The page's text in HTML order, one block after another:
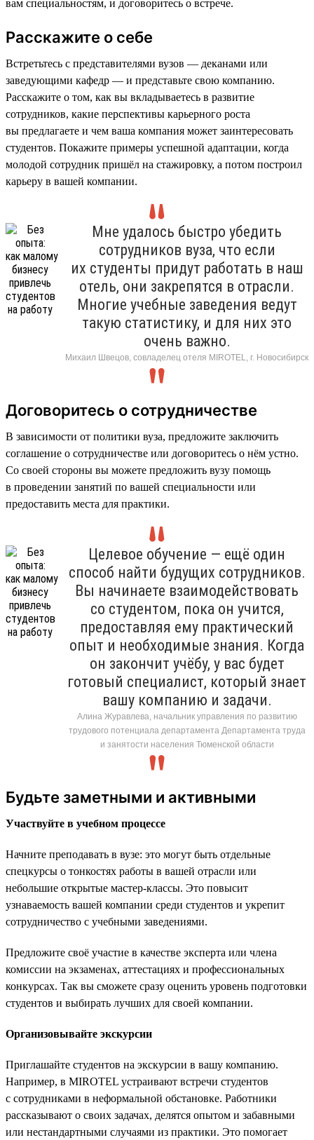
вам специальностям, и договоритесь о встрече.
Расскажите о себе
Встретьтесь с представителями вузов — деканами или
заведующими кафедр — и представьте свою компанию.
Расскажите о том, как вы вкладываетесь в развитие
сотрудников, какие перспективы карьерного роста
вы предлагаете и чем ваша компания может заинтересовать
студентов. Покажите примеры успешной адаптации, когда
молодой сотрудник пришёл на стажировку, а потом построил
карьеру в вашей компании.
Мне удалось быстро убедить
сотрудников вуза, что если
их студенты придут работать в наш
отель, они закрепятся в отрасли.
Многие учебные заведения ведут
такую статистику, и для них это
очень важно.
Михаил Швецов, совладелец отеля MIROTEL, г. Новосибирск
Договоритесь о сотрудничестве
В зависимости от политики вуза, предложите заключить
соглашение о сотрудничестве или договоритесь о нём устно.
Со своей стороны вы можете предложить вузу помощь
в проведении занятий по вашей специальности или
предоставить места для практики.
Целевое обучение — ещё один
способ найти будущих сотрудников.
Вы начинаете взаимодействовать
со студентом, пока он учится,
предоставляя ему практический
опыт и необходимые знания. Когда
он закончит учёбу, у вас будет
готовый специалист, который знает
вашу компанию и задачи.
Алина Журавлева, начальник управления по развитию
трудового потенциала департамента Департамента труда
и занятости населения Тюменской области
Будьте заметными и активными
Участвуйте в учебном процессе
Начните преподавать в вузе: это могут быть отдельные
спецкурсы о тонкостях работы в вашей отрасли или
небольшие открытые мастер-классы. Это повысит
узнаваемость вашей компании среди студентов и укрепит
сотрудничество с учебными заведениями.
Предложите своё участие в качестве эксперта или члена
комиссии на экзаменах, аттестациях и профессиональных
конкурсах. Так вы сможете сразу оценить уровень подготовки
студентов и выбирать лучших для своей компании.
Организовывайте экскурсии
Приглашайте студентов на экскурсии в вашу компанию.
Например, в MIROTEL устраивают встречи студентов
с сотрудниками в неформальной обстановке. Работники
рассказывают о своих задачах, делятся опытом и забавными
или нестандартными случаями из практики. Это помогает